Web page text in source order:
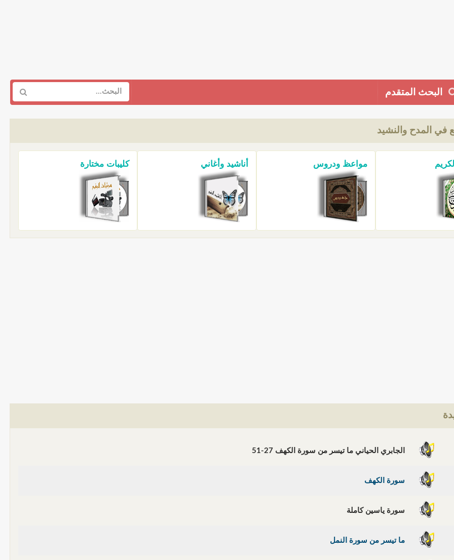
البحث المتقدم
في المدح والنشيد
مواعظ ودروس أناشيد وأغاني كليبات مختارة
الجابري الحياني ما تيسر من سورة الكهف 27-51
سورة الكهف
سورة ياسين كاملة
ما تيسر من سورة النمل